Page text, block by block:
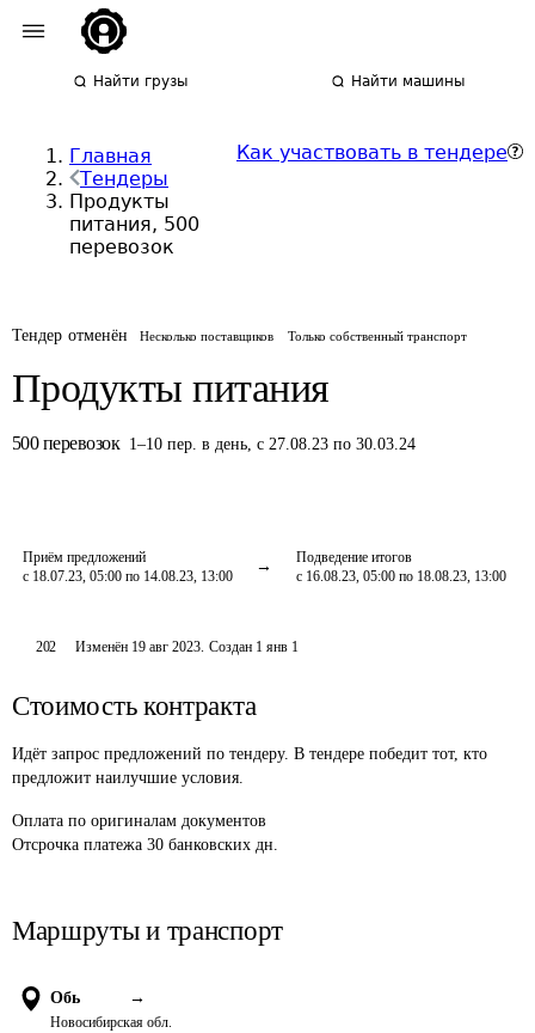
Найти грузы Найти машины
Главная
Тендеры
Продукты
питания, 500
перевозок
Как участвовать в тендере
Тендер отменён Несколько поставщиков Только собственный транспорт
Продукты питания
500 перевозок 1–10 пер. в день,с 27.08.23 по 30.03.24
Приём предложений
с 18.07.23, 05:00 по 14.08.23, 13:00
Подведение итогов
с 16.08.23, 05:00 по 18.08.23, 13:00
202 Изменён 19 авг 2023. Создан 1 янв 1
Стоимость контракта
Идёт запрос предложений по тендеру. В тендере победит тот, кто
предложит наилучшие условия.
Оплата по оригиналам документов
Отсрочка платежа 30 банковских дн.
Маршруты и транспорт
Обь →
Новосибирская обл.